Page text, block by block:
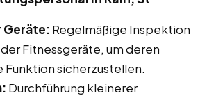
Geräte: Regelmäßige Inspektion
Fitnessgeräte, um deren
Funktion sicherzustellen.
Durchführung kleinerer